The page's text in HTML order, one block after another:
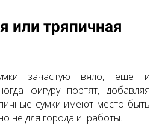
или тряпичная
зачастую вяло, ещё и
фигуру портят, добавляя
сумки имеют место быть
не для города и работы.